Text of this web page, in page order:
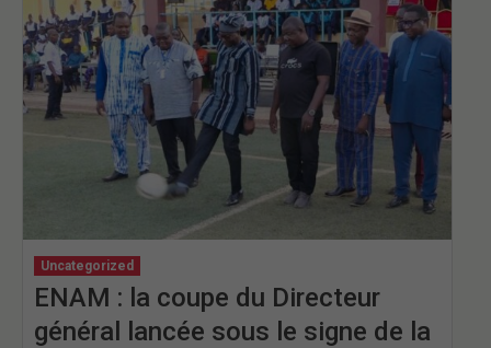
Uncategorized
ENAM : la coupe du Directeur
général lancée sous le signe de la